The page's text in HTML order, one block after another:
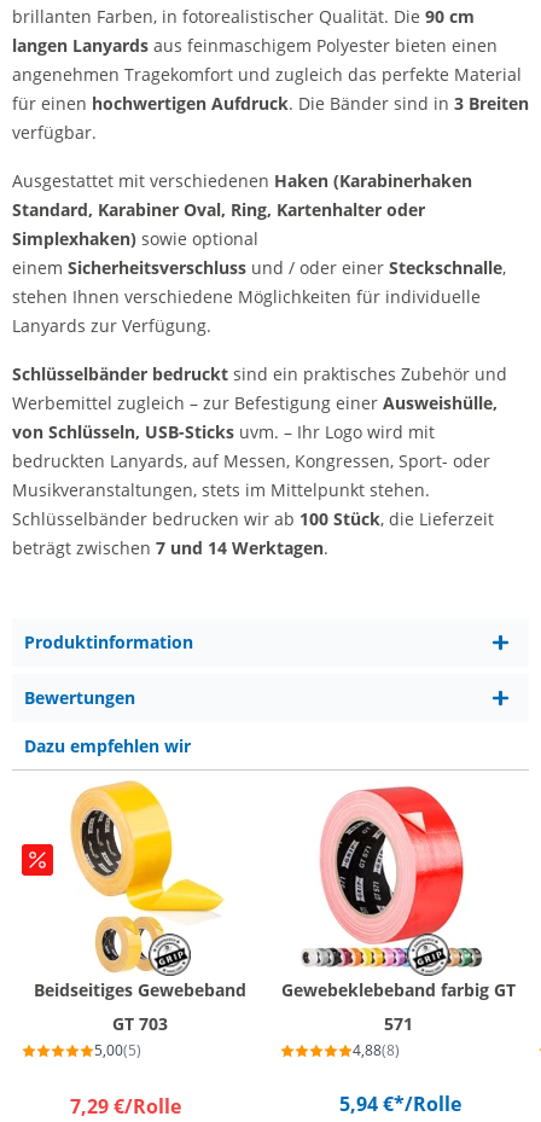
brillanten Farben, in fotorealistischer Qualität. Die 90 cm
langen Lanyards aus feinmaschigem Polyester bieten einen
angenehmen Tragekomfort und zugleich das perfekte Material
für einen hochwertigen Aufdruck. Die Bänder sind in 3 Breiten
verfügbar.
Ausgestattet mit verschiedenen Haken (Karabinerhaken
Standard, Karabiner Oval, Ring, Kartenhalter oder
Simplexhaken) sowie optional
einem Sicherheitsverschluss und / oder einer Steckschnalle,
stehen Ihnen verschiedene Möglichkeiten für individuelle
Lanyards zur Verfügung.
Schlüsselbänder bedruckt sind ein praktisches Zubehör und
Werbemittel zugleich – zur Befestigung einer Ausweishülle,
von Schlüsseln, USB-Sticks uvm. – Ihr Logo wird mit
bedruckten Lanyards, auf Messen, Kongressen, Sport- oder
Musikveranstaltungen, stets im Mittelpunkt stehen.
Schlüsselbänder bedrucken wir ab 100 Stück, die Lieferzeit
beträgt zwischen 7 und 14 Werktagen.
Produktinformation
Bewertungen
Dazu empfehlen wir
Beidseitiges Gewebeband
GT 703
5,00(5)
7,29 €/Rolle
Gewebeklebeband farbig GT
571
4,88(8)
5,94 €*/Rolle